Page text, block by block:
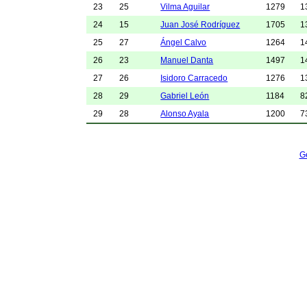
23
25 Vilma Aguilar 1279
24
15 Juan José Rodríguez 1705
25
27 Ángel Calvo 1264
26
23 Manuel Danta 1497
27
26 Isidoro Carracedo 1276
28
29 Gabriel León 1184
29
28 Alonso Ayala 1200